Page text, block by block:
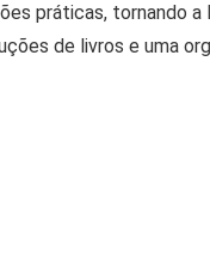
práticas, tornando a
de livros e uma